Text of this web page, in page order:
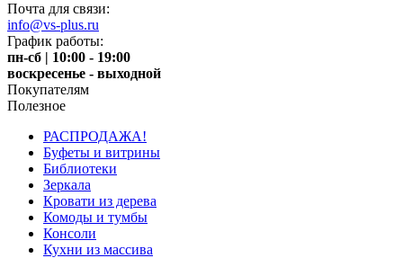
Почта для связи:
info@vs-plus.ru
График работы:
пн-сб | 10:00 - 19:00
воскресенье - выходной
Покупателям
Полезное
РАСПРОДАЖА!
Буфеты и витрины
Библиотеки
Зеркала
Кровати из дерева
Комоды и тумбы
Консоли
Кухни из массива